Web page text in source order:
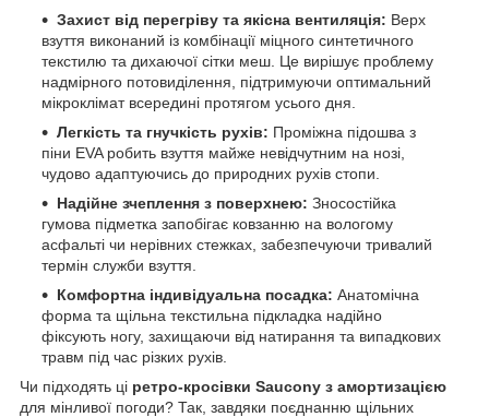
Захист від перегріву та якісна вентиляція: Верх
взуття виконаний із комбінації міцного синтетичного
текстилю та дихаючої сітки меш. Це вирішує проблему
надмірного потовиділення, підтримуючи оптимальний
мікроклімат всередині протягом усього дня.
Легкість та гнучкість рухів: Проміжна підошва з
піни EVA робить взуття майже невідчутним на нозі,
чудово адаптуючись до природних рухів стопи.
Надійне зчеплення з поверхнею: Зносостійка
гумова підметка запобігає ковзанню на вологому
асфальті чи нерівних стежках, забезпечуючи тривалий
термін служби взуття.
Комфортна індивідуальна посадка: Анатомічна
форма та щільна текстильна підкладка надійно
фіксують ногу, захищаючи від натирання та випадкових
травм під час різких рухів.
Чи підходять ці ретро-кросівки Saucony з амортизацією
для мінливої погоди? Так, завдяки поєднанню щільних